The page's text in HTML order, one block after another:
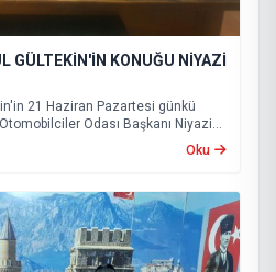
GÜLTEKİN'İN KONUĞU NİYAZİ
21 Haziran Pazartesi günkü
Odası Başkanı Niyazi
döneminde esnafın ve
ele alındı. Programı izlemek için
Oku